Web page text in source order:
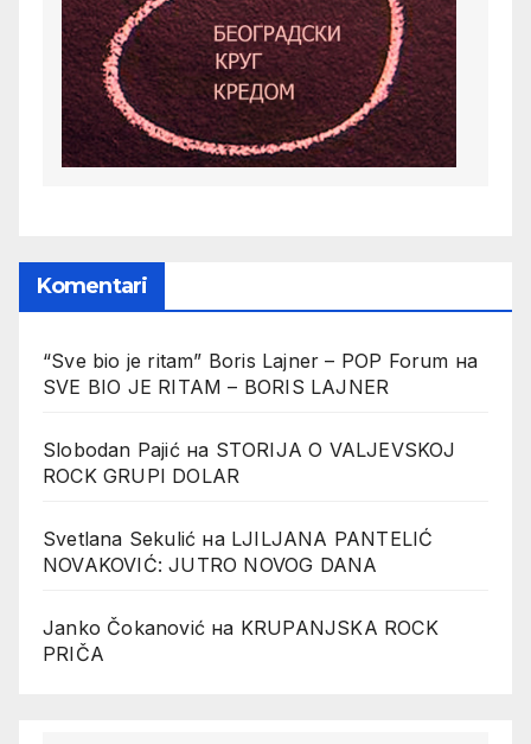
Komentari
“Sve bio je ritam” Boris Lajner – POP Forum на
SVE BIO JE RITAM – BORIS LAJNER
Slobodan Pajićна STORIJA O VALJEVSKOJ
ROCK GRUPI DOLAR
Svetlana Sekulić на LJILJANA PANTELIĆ
NOVAKOVIĆ: JUTRO NOVOG DANA
Janko Čokanović на KRUPANJSKA ROCK
PRIČA